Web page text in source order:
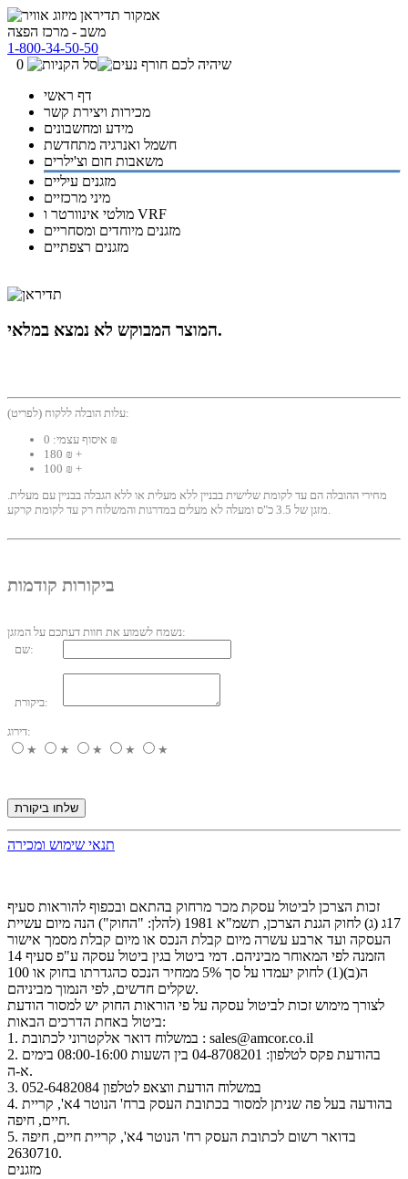
משב - מרכז הפצה
1-800-34-50-50
0
דף ראשי
מכירות ויצירת קשר
מידע ומחשבונים
חשמל ואנרגיה מתחדשת
משאבות חום וצ'ילרים
מזגנים עיליים
מיני מרכזיים
מולטי אינוורטר ו VRF
מזגנים מיוחדים ומסחריים
מזגנים רצפתיים
המוצר המבוקש לא נמצא במלאי.
עלות הובלה ללקוח (לפריט):
איסוף עצמי: 0 ₪
180 ₪ +
100 ₪ +
מחירי ההובלה הם עד לקומת שלישית בבניין ללא מעלית או ללא הגבלה בבניין עם מעלית.
מזגן של 3.5 כ"ס ומעלה לא מעלים במדרגות והמשלוח רק עד לקומת קרקע.
ביקורות קודמות
נשמח לשמוע את חוות דעתכם על המזגן:
שם:
ביקורת:
דירוג:
★
★ ★ ★ ★
שלחו ביקורת
תנאי שימוש ומכירה
זכות הצרכן לביטול עסקת מכר מרחוק בהתאם ובכפוף להוראות סעיף
17ג (ג) לחוק הגנת הצרכן, תשמ"א 1981 (להלן: "החוק") הנה מיום עשיית
העסקה ועד ארבע עשרה מיום קבלת הנכס או מיום קבלת מסמך אישור
הזמנה לפי המאוחר מביניהם. דמי ביטול בגין ביטול עסקה ע"פ סעיף 14
ה(ב)(1) לחוק יעמדו על סך 5% ממחיר הנכס כהגדרתו בחוק או 100
שקלים חדשים, לפי הנמוך מביניהם.
לצורך מימוש זכות לביטול עסקה על פי הוראות החוק יש למסור הודעת
ביטול באחת הדרכים הבאות:
1. במשלוח דואר אלקטרוני לכתובת : sales@amcor.co.il
2. בהודעת פקס לטלפון: 04-8708201 בין השעות 08:00-16:00 בימים
א-ה.
3. במשלוח הודעת ווצאפ לטלפון 052-6482084
4. בהודעה בעל פה שניתן למסור בכתובת העסק ברח' הנוטר 4א', קריית
חיים, חיפה.
5. בדואר רשום לכתובת העסק רח' הנוטר 4א', קריית חיים, חיפה
2630710.
מזגנים